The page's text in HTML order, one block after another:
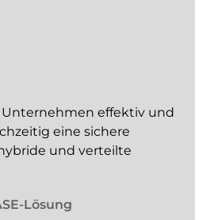
Unternehmen effektiv und
eine sichere
und verteilte
Lösung